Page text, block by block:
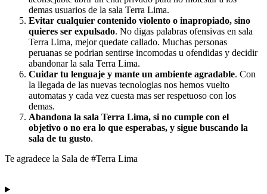
demas usuarios de la sala Terra Lima.
Evitar cualquier contenido violento o inapropiado, sino
quieres ser expulsado. No digas palabras ofensivas en sala
Terra Lima, mejor quedate callado. Muchas personas
peruanas se podrian sentirse incomodas u ofendidas y decidir
abandonar la sala Terra Lima.
Cuidar tu lenguaje y mante un ambiente agradable. Con
la llegada de las nuevas tecnologias nos hemos vuelto
automatas y cada vez cuesta mas ser respetuoso con los
demas.
Abandona la sala Terra Lima, si no cumple con el
objetivo o no era lo que esperabas, y sigue buscando la
sala de tu gusto.
Te agradece la Sala de #Terra Lima